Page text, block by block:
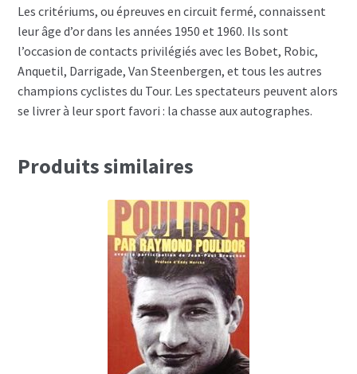
Les critériums, ou épreuves en circuit fermé, connaissent
leur âge d’or dans les années 1950 et 1960. Ils sont
l’occasion de contacts privilégiés avec les Bobet, Robic,
Anquetil, Darrigade, Van Steenbergen, et tous les autres
champions cyclistes du Tour. Les spectateurs peuvent alors
se livrer à leur sport favori : la chasse aux autographes.
Produits similaires